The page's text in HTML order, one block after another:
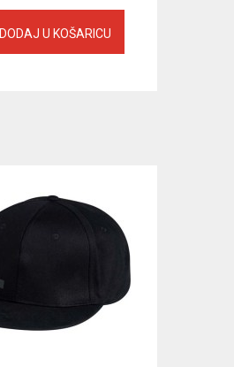
DODAJ U KOŠARICU